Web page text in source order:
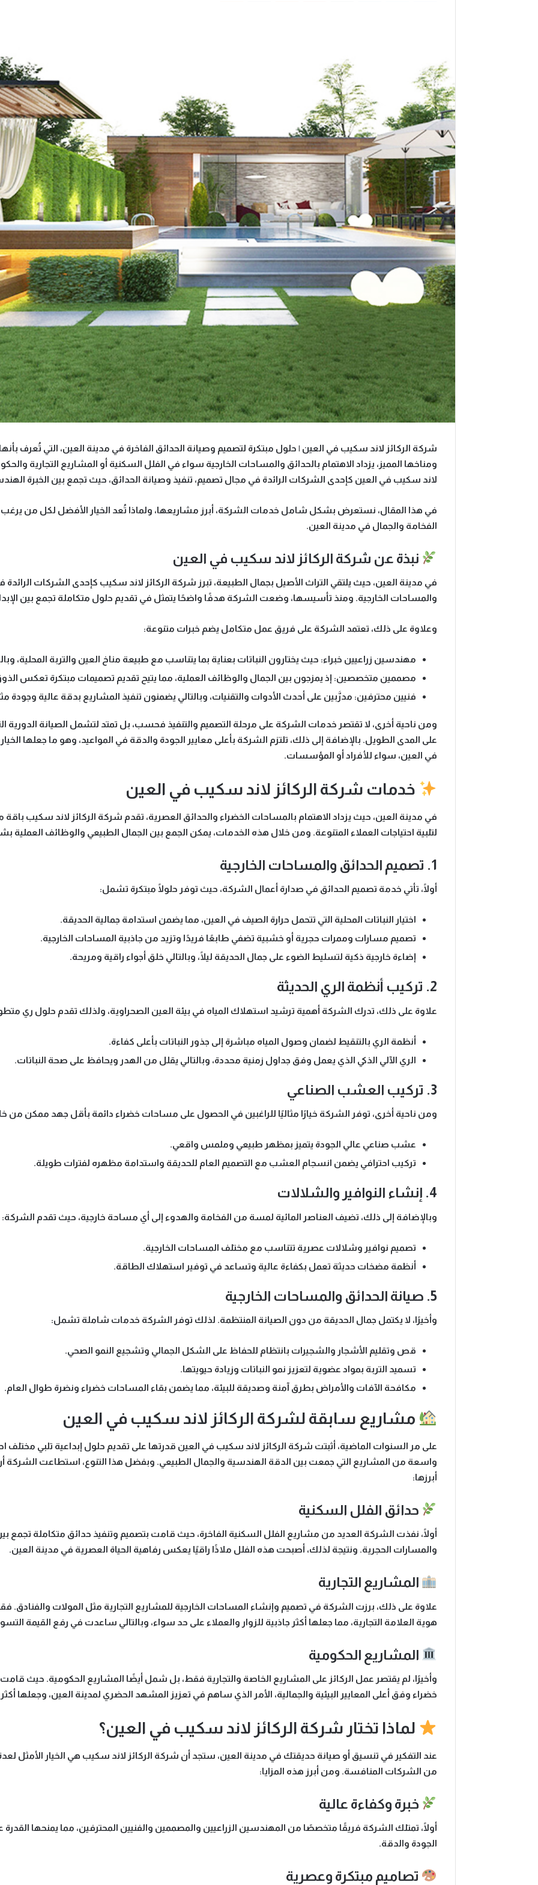
شركة الركائز لاند سكيب في العين | حلول مبتكرة لتصميم وصيانة الحدائق الفاخرة في مدينة العين، التي تُعرف
ومناخها المميز، يزداد الاهتمام بالحدائق والمساحات الخارجية سواء في الفلل السكنية أو المشاريع التجارية
لاند سكيب في العين كإحدى الشركات الرائدة في مجال تصميم، تنفيذ وصيانة الحدائق، حيث تجمع بين الخبرة
في هذا المقال، نستعرض بشكل شامل خدمات الشركة، أبرز مشاريعها، ولماذا تُعد الخيار الأفضل لكل من
الفخامة والجمال في مدينة العين.
نبذة عن شركة الركائز لاند سكيب في العين
في مدينة العين، حيث يلتقي التراث الأصيل بجمال الطبيعة، تبرز شركة الركائز لاند سكيب كإحدى الشركات
والمساحات الخارجية. ومنذ تأسيسها، وضعت الشركة هدفًا واضحًا يتمثل في تقديم حلول متكاملة تجمع بين
وعلاوة على ذلك، تعتمد الشركة على فريق عمل متكامل يضم خبرات متنوعة:
مهندسين زراعيين خبراء: حيث يختارون النباتات بعناية بما يتناسب مع طبيعة مناخ العين والتربة المحلية،
مصممين متخصصين: إذ يمزجون بين الجمال والوظائف العملية، مما يتيح تقديم تصميمات مبتكرة تعكس
فنيين محترفين: مدرَّبين على أحدث الأدوات والتقنيات، وبالتالي يضمنون تنفيذ المشاريع بدقة عالية وجودة
ومن ناحية أخرى، لا تقتصر خدمات الشركة على مرحلة التصميم والتنفيذ فحسب، بل تمتد لتشمل الصيانة الدورية
على المدى الطويل. بالإضافة إلى ذلك، تلتزم الشركة بأعلى معايير الجودة والدقة في المواعيد، وهو ما جعلها
في العين، سواء للأفراد أو المؤسسات.
خدمات شركة الركائز لاند سكيب في العين
في مدينة العين، حيث يزداد الاهتمام بالمساحات الخضراء والحدائق العصرية، تقدم شركة الركائز لاند سكيب باقة
لتلبية احتياجات العملاء المتنوعة. ومن خلال هذه الخدمات، يمكن الجمع بين الجمال الطبيعي والوظائف العملية
1. تصميم الحدائق والمساحات الخارجية
أولًا، تأتي خدمة تصميم الحدائق في صدارة أعمال الشركة، حيث توفر حلولًا مبتكرة تشمل:
اختيار النباتات المحلية التي تتحمل حرارة الصيف في العين، مما يضمن استدامة جمالية الحديقة.
تصميم مسارات وممرات حجرية أو خشبية تضفي طابعًا فريدًا وتزيد من جاذبية المساحات الخارجية.
إضاءة خارجية ذكية لتسليط الضوء على جمال الحديقة ليلًا، وبالتالي خلق أجواء راقية ومريحة.
2. تركيب أنظمة الري الحديثة
علاوة على ذلك، تدرك الشركة أهمية ترشيد استهلاك المياه في بيئة العين الصحراوية، ولذلك تقدم حلول ري
أنظمة الري بالتنقيط لضمان وصول المياه مباشرة إلى جذور النباتات بأعلى كفاءة.
الري الآلي الذكي الذي يعمل وفق جداول زمنية محددة، وبالتالي يقلل من الهدر ويحافظ على صحة النباتات.
3. تركيب العشب الصناعي
ومن ناحية أخرى، توفر الشركة خيارًا مثاليًا للراغبين في الحصول على مساحات خضراء دائمة بأقل جهد ممكن من
عشب صناعي عالي الجودة يتميز بمظهر طبيعي وملمس واقعي.
تركيب احترافي يضمن انسجام العشب مع التصميم العام للحديقة واستدامة مظهره لفترات طويلة.
4. إنشاء النوافير والشلالات
وبالإضافة إلى ذلك، تضيف العناصر المائية لمسة من الفخامة والهدوء إلى أي مساحة خارجية، حيث تقدم الشركة:
تصميم نوافير وشلالات عصرية تتناسب مع مختلف المساحات الخارجية.
أنظمة مضخات حديثة تعمل بكفاءة عالية وتساعد في توفير استهلاك الطاقة.
5. صيانة الحدائق والمساحات الخارجية
وأخيرًا، لا يكتمل جمال الحديقة من دون الصيانة المنتظمة. لذلك توفر الشركة خدمات شاملة تشمل:
قص وتقليم الأشجار والشجيرات بانتظام للحفاظ على الشكل الجمالي وتشجيع النمو الصحي.
تسميد التربة بمواد عضوية لتعزيز نمو النباتات وزيادة حيويتها.
مكافحة الآفات والأمراض بطرق آمنة وصديقة للبيئة، مما يضمن بقاء المساحات خضراء ونضرة طوال العام.
مشاريع سابقة لشركة الركائز لاند سكيب في العين
على مر السنوات الماضية، أثبتت شركة الركائز لاند سكيب في العين قدرتها على تقديم حلول إبداعية تلبي
واسعة من المشاريع التي جمعت بين الدقة الهندسية والجمال الطبيعي. وبفضل هذا التنوع، استطاعت
أبرزها:
حدائق الفلل السكنية
أولًا، نفذت الشركة العديد من مشاريع الفلل السكنية الفاخرة، حيث قامت بتصميم وتنفيذ حدائق متكاملة تجمع
والمسارات الحجرية. ونتيجة لذلك، أصبحت هذه الفلل ملاذًا راقيًا يعكس رفاهية الحياة العصرية في مدينة العين.
المشاريع التجارية
علاوة على ذلك، برزت الشركة في تصميم وإنشاء المساحات الخارجية للمشاريع التجارية مثل المولات والفنادق.
هوية العلامة التجارية، مما جعلها أكثر جاذبية للزوار والعملاء على حد سواء، وبالتالي ساعدت في رفع القيمة
المشاريع الحكومية
وأخيرًا، لم يقتصر عمل الركائز على المشاريع الخاصة والتجارية فقط، بل شمل أيضًا المشاريع الحكومية. حيث قامت
خضراء وفق أعلى المعايير البيئية والجمالية، الأمر الذي ساهم في تعزيز المشهد الحضري لمدينة العين، وجعلها
لماذا تختار شركة الركائز لاند سكيب في العين؟
عند التفكير في تنسيق أو صيانة حديقتك في مدينة العين، ستجد أن شركة الركائز لاند سكيب هي الخيار الأمثل
من الشركات المنافسة. ومن أبرز هذه المزايا:
خبرة وكفاءة عالية
أولًا، تمتلك الشركة فريقًا متخصصًا من المهندسين الزراعيين والمصممين والفنيين المحترفين، مما يمنحها
الجودة والدقة.
تصاميم مبتكرة وعصرية